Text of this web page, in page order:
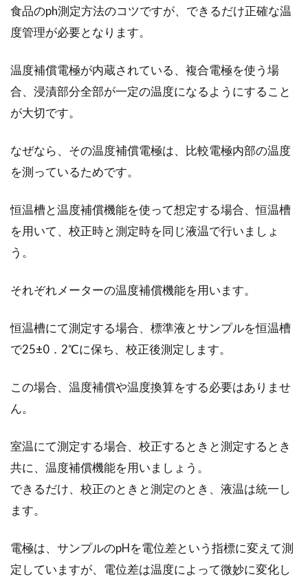
食品のph測定方法のコツですが、できるだけ正確な温
度管理が必要となります。
温度補償電極が内蔵されている、複合電極を使う場
合、浸漬部分全部が一定の温度になるようにすること
が大切です。
なぜなら、その温度補償電極は、比較電極内部の温度
を測っているためです。
恒温槽と温度補償機能を使って想定する場合、恒温槽
を用いて、校正時と測定時を同じ液温で行いましょ
う。
それぞれメーターの温度補償機能を用います。
恒温槽にて測定する場合、標準液とサンプルを恒温槽
で25±0．2℃に保ち、校正後測定します。
この場合、温度補償や温度換算をする必要はありませ
ん。
室温にて測定する場合、校正するときと測定するとき
共に、温度補償機能を用いましょう。
できるだけ、校正のときと測定のとき、液温は統一し
ます。
電極は、サンプルのpHを電位差という指標に変えて測
定していますが、電位差は温度によって微妙に変化し